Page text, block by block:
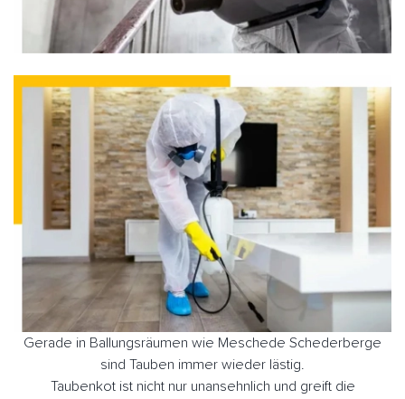
Gerade in Ballungsräumen wie Meschede Schederberge
sind Tauben immer wieder lästig.
Taubenkot ist nicht nur unansehnlich und greift die